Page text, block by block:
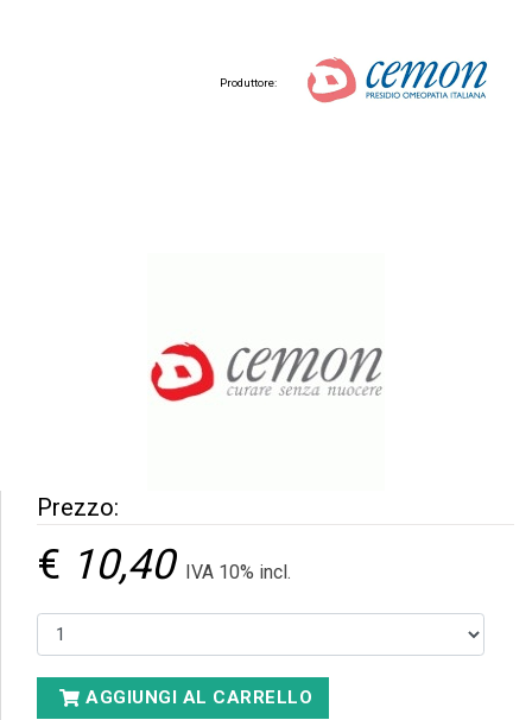
Produttore:
Prezzo:
€ 10,40 IVA 10% incl.
AGGIUNGI AL CARRELLO